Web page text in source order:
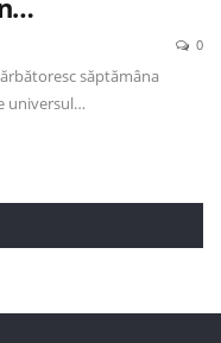
0
săptămâna
universul…